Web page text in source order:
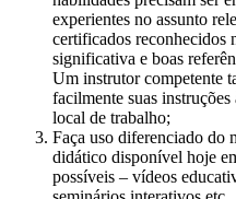
experientes no assunto
certificados reconhecidos
significativa e boas
Um instrutor competente
facilmente suas
local de trabalho;
Faça uso diferenciado do
didático disponível hoje
possíveis – vídeos